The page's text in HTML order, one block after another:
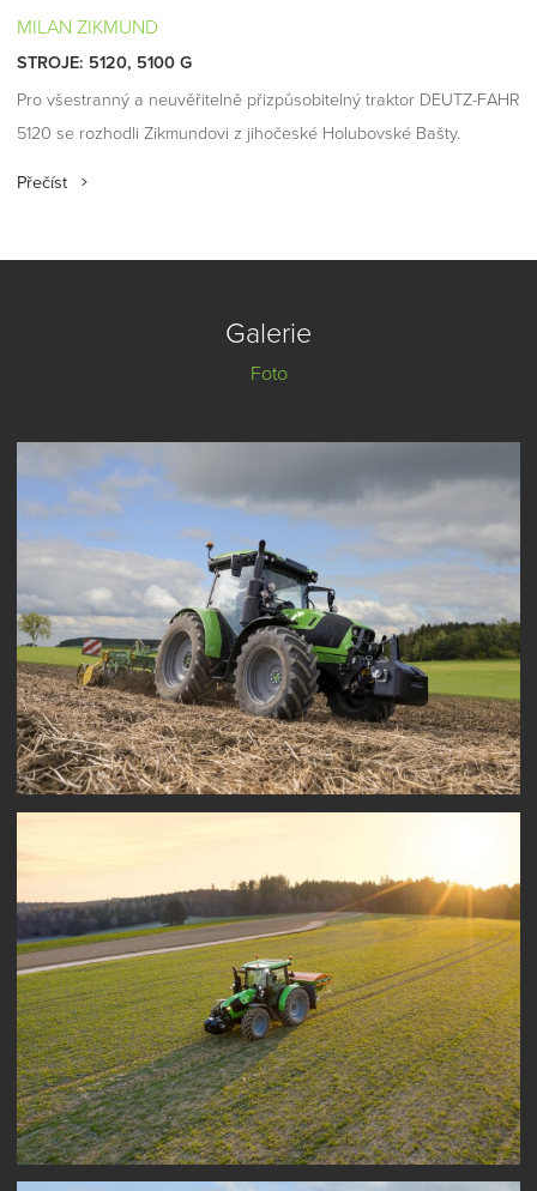
MILAN ZIKMUND
STROJE: 5120, 5100 G
Pro všestranný a neuvěřitelně přizpůsobitelný traktor DEUTZ-FAHR
5120 se rozhodli Zikmundovi z jihočeské Holubovské Bašty.
Přečíst
Galerie
Foto